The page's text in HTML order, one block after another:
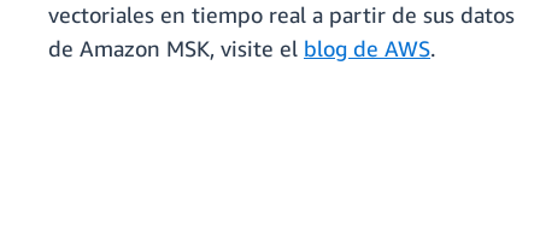
vectoriales en tiempo real a partir de sus datos
de Amazon MSK, visite el blog de AWS.